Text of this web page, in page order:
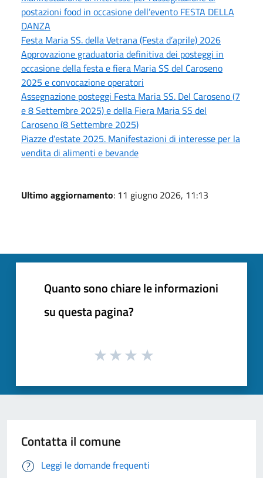
postazioni food in occasione dell’evento FESTA DELLA
DANZA
Festa Maria SS. della Vetrana (Festa d’aprile) 2026
Approvazione graduatoria definitiva dei posteggi in
occasione della festa e fiera Maria SS del Caroseno
2025 e convocazione operatori
Assegnazione posteggi Festa Maria SS. Del Caroseno (7
e 8 Settembre 2025) e della Fiera Maria SS del
Caroseno (8 Settembre 2025)
Piazze d'estate 2025. Manifestazioni di interesse per la
vendita di alimenti e bevande
Ultimo aggiornamento: 11 giugno 2026, 11:13
Quanto sono chiare le informazioni
su questa pagina?
Contatta il comune
Leggi le domande frequenti